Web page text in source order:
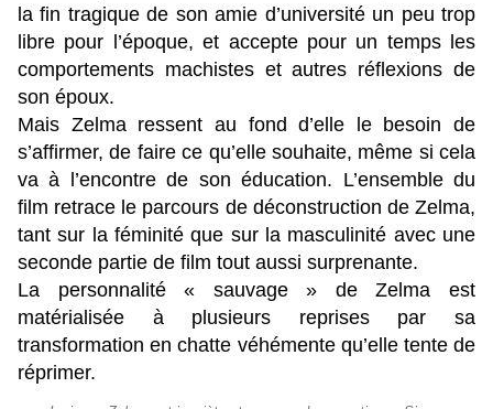
la fin tragique de son amie d’université un peu trop
libre pour l’époque, et accepte pour un temps les
comportements machistes et autres réflexions de
son époux.
Mais Zelma ressent au fond d’elle le besoin de
s’affirmer, de faire ce qu’elle souhaite, même si cela
va à l’encontre de son éducation. L’ensemble du
film retrace le parcours de déconstruction de Zelma,
tant sur la féminité que sur la masculinité avec une
seconde partie de film tout aussi surprenante.
La personnalité « sauvage » de Zelma est
matérialisée à plusieurs reprises par sa
transformation en chatte véhémente qu’elle tente de
réprimer.